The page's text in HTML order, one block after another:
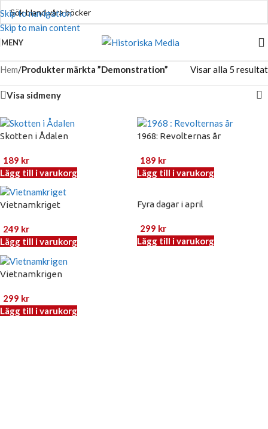
Skip to navigation
Skip to main content
MENY
Hem/Produkter märkta ”Demonstration” Visar alla 5 resultat
Visa sidmeny
Skotten i Ådalen
189 kr
Lägg till i varukorg
1968: Revolternas år
189 kr
Lägg till i varukorg
Vietnamkriget
249 kr
Lägg till i varukorg
Fyra dagar i april
299 kr
Lägg till i varukorg
Vietnamkrigen
299 kr
Lägg till i varukorg